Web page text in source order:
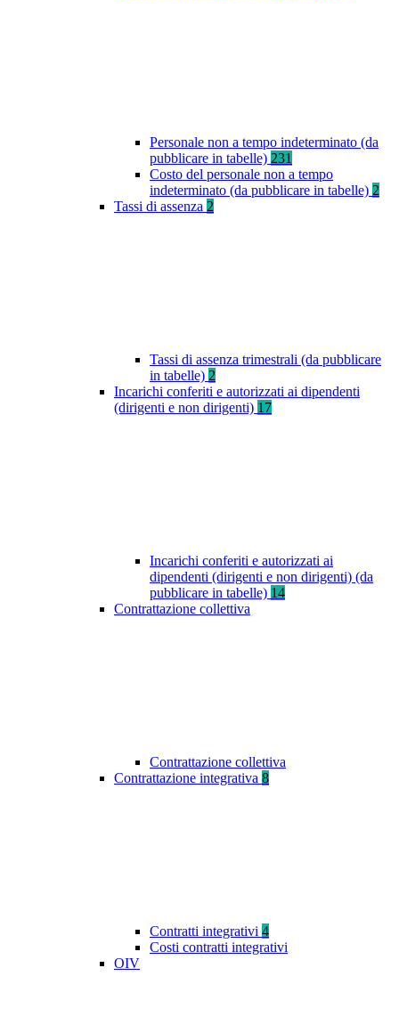
Personale non a tempo indeterminato (da
pubblicare in tabelle) 231
Costo del personale non a tempo
indeterminato (da pubblicare in tabelle) 2
Tassi di assenza 2
Tassi di assenza trimestrali (da pubblicare
in tabelle) 2
Incarichi conferiti e autorizzati ai dipendenti
(dirigenti e non dirigenti) 17
Incarichi conferiti e autorizzati ai
dipendenti (dirigenti e non dirigenti) (da
pubblicare in tabelle) 14
Contrattazione collettiva
Contrattazione collettiva
Contrattazione integrativa 8
Contratti integrativi 4
Costi contratti integrativi
OIV